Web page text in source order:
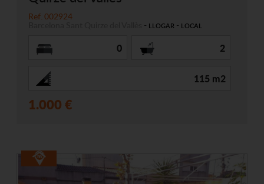
Ref. 002924
- LLOGAR - LOCAL
0 2
115 m2
1.000 €